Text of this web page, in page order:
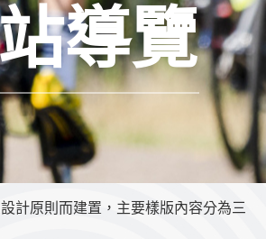
導覽
計原則而建置，主要樣版內容分為三